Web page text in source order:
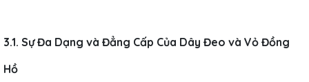
3.1. Sự Đa Dạng và Đẳng Cấp Của Dây Đeo và Vỏ Đồng
Hồ